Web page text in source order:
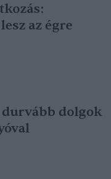
az égre
dolgok